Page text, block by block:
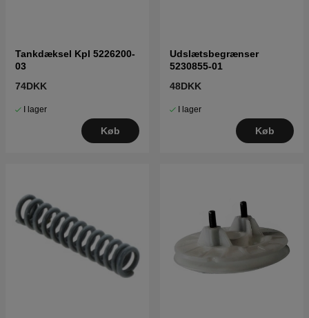
Tankdæksel Kpl 5226200-
03
74DKK
I lager
Køb
Udslætsbegrænser
5230855-01
48DKK
I lager
Køb